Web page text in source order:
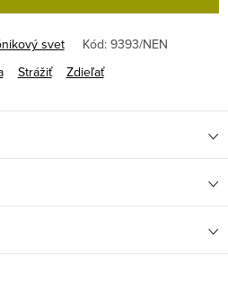
svet Kód: 9393/NEN
Strážiť Zdieľať